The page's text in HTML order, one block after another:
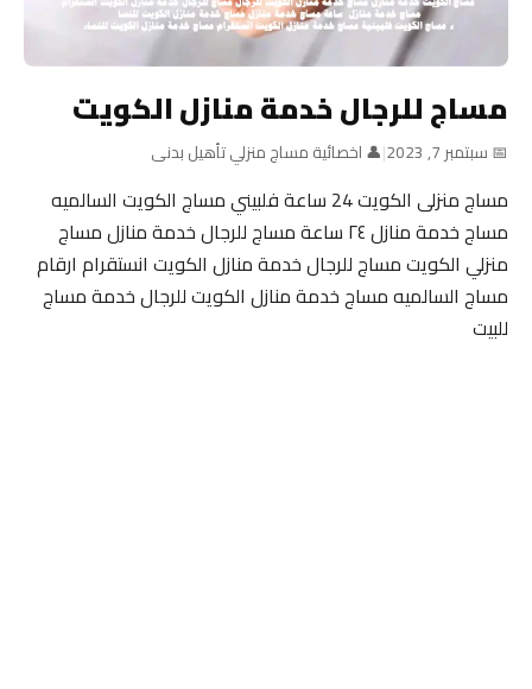
مساج للرجال خدمة منازل الكويت
📅 سبتمبر 7, 2023 |👤 اخصائية مساج منزلي تأهيل بدنى
مساج منزلى الكويت 24 ساعة فلبيني مساج الكويت السالميه
مساج خدمة منازل ٢٤ ساعة مساج للرجال خدمة منازل مساج
منزلي الكويت مساج للرجال خدمة منازل الكويت انستقرام ارقام
مساج السالميه مساج خدمة منازل الكويت للرجال خدمة مساج
للبيت